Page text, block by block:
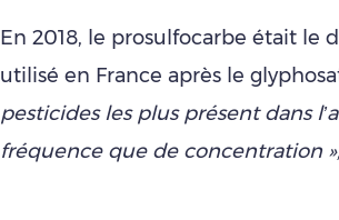
En 2018, le prosulfocarbe était le
utilisé en France après le
pesticides les plus présent dans
fréquence que de concentration »,